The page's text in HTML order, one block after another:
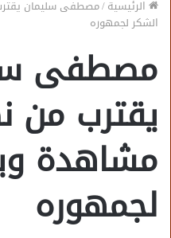
الرئيسية/مصطفى سليمان
الشكر لجمهوره
مصطفى
يقترب من
مشاهدة
لجمهوره